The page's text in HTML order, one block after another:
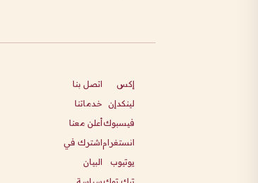
إكس
لينكدإن
فيسبوك
انستغرام
يوتيوب
اتصل بنا
خدماتنا
أعلن معنا
اشترك في
البيان